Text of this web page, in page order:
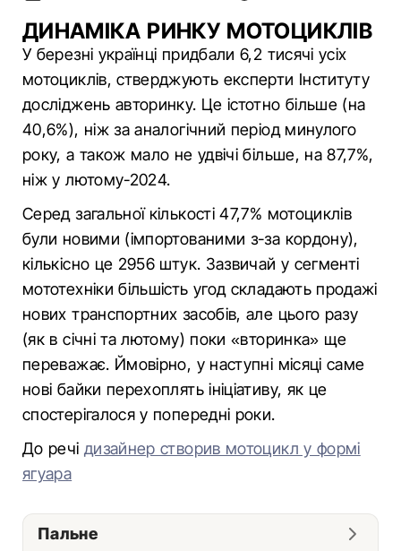
ДИНАМІКА РИНКУ МОТОЦИКЛІВ
У березні українці придбали 6,2 тисячі усіх
мотоциклів, стверджують експерти Інституту
досліджень авторинку. Це істотно більше (на
40,6%), ніж за аналогічний період минулого
року, а також мало не удвічі більше, на 87,7%,
ніж у лютому-2024.
Серед загальної кількості 47,7% мотоциклів
були новими (імпортованими з-за кордону),
кількісно це 2956 штук. Зазвичай у сегменті
мототехніки більшість угод складають продажі
нових транспортних засобів, але цього разу
(як в січні та лютому) поки «вторинка» ще
переважає. Ймовірно, у наступні місяці саме
нові байки перехоплять ініціативу, як це
спостерігалося у попередні роки.
До речі дизайнер створив мотоцикл у формі
ягуара
Пальне